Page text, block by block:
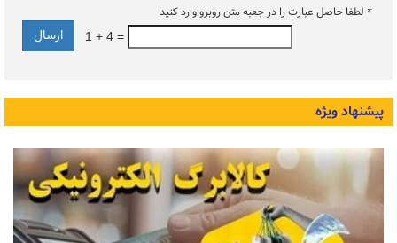
* لطفا حاصل عبارت را در جعبه متن روبرو وارد کنید
1 + 4 =
پیشنهاد ویژه